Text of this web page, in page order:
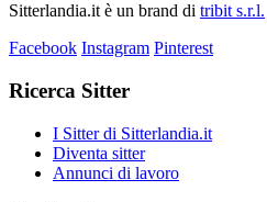
Sitterlandia.it è un brand di tribit s.r.l.
Facebook Instagram Pinterest
Ricerca Sitter
I Sitter di Sitterlandia.it
Diventa sitter
Annunci di lavoro